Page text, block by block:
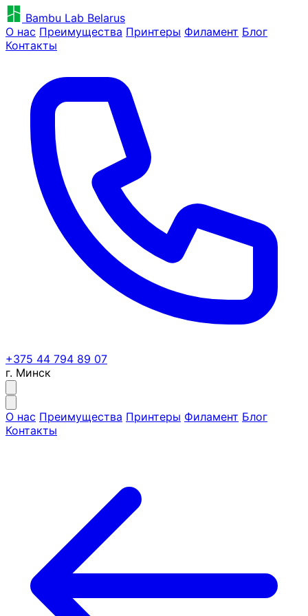
Bambu Lab Belarus
О нас Преимущества Принтеры Филамент Блог
Контакты
+375 44 794 89 07
г. Минск
О нас Преимущества Принтеры Филамент Блог
Контакты